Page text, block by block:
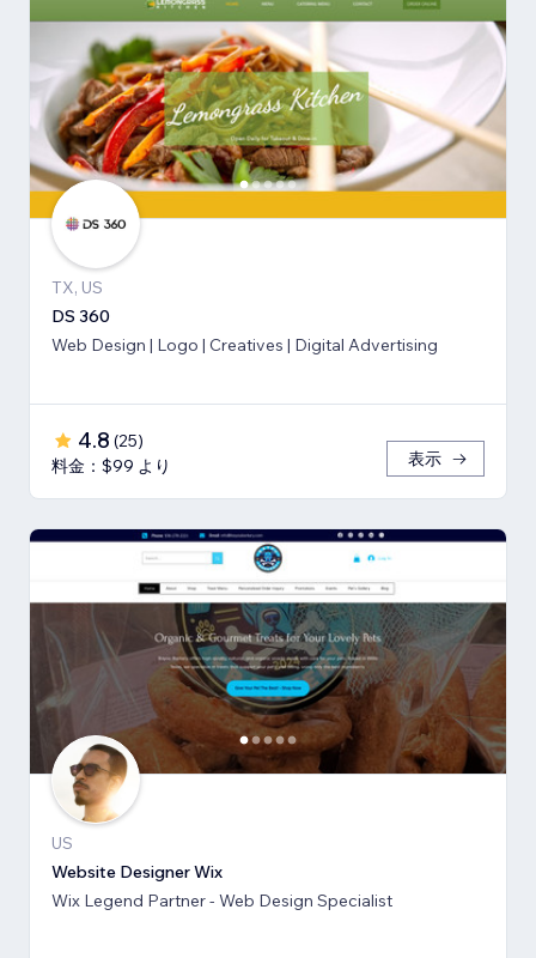
TX, US
DS 360
Web Design | Logo | Creatives | Digital Advertising
4.8 (25)
料金：$99 より
表示
US
Website Designer Wix
Wix Legend Partner - Web Design Specialist